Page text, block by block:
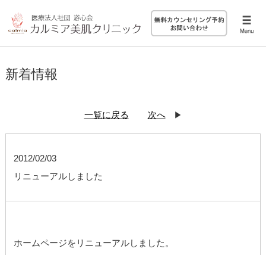
新着情報
一覧に戻る 次へ
2012/02/03
リニューアルしました
ホームページをリニューアルしました。